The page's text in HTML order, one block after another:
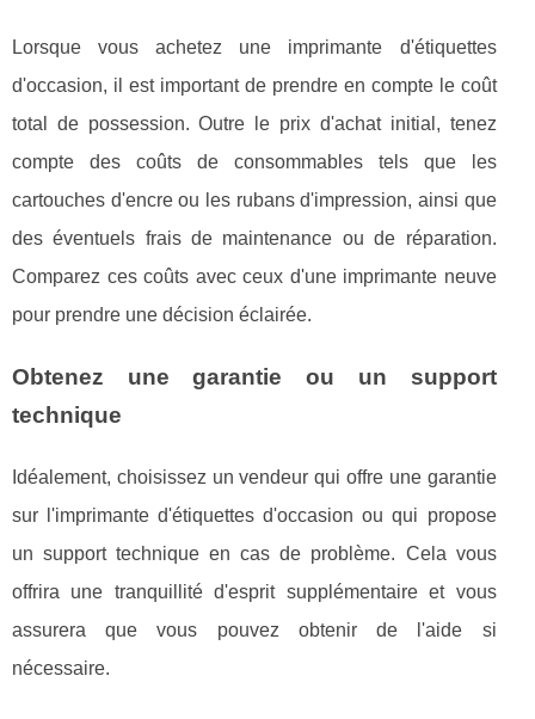
Lorsque vous achetez une imprimante d'étiquettes
d'occasion, il est important de prendre en compte le coût
total de possession. Outre le prix d'achat initial, tenez
compte des coûts de consommables tels que les
cartouches d'encre ou les rubans d'impression, ainsi que
des éventuels frais de maintenance ou de réparation.
Comparez ces coûts avec ceux d'une imprimante neuve
pour prendre une décision éclairée.
Obtenez une garantie ou un support
technique
Idéalement, choisissez un vendeur qui offre une garantie
sur l'imprimante d'étiquettes d'occasion ou qui propose
un support technique en cas de problème. Cela vous
offrira une tranquillité d'esprit supplémentaire et vous
assurera que vous pouvez obtenir de l'aide si
nécessaire.